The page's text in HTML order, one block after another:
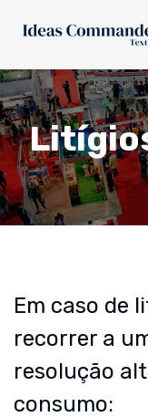
links
Em caso de
recorrer a
resolução
consumo: